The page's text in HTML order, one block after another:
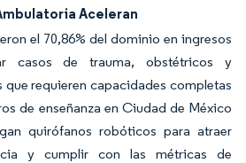
Aceleran
el 70,86% del dominio en ingresos
casos de trauma, obstétricos y
requieren capacidades completas
de enseñanza en Ciudad de México
quirófanos robóticos para atraer
y cumplir con las métricas de